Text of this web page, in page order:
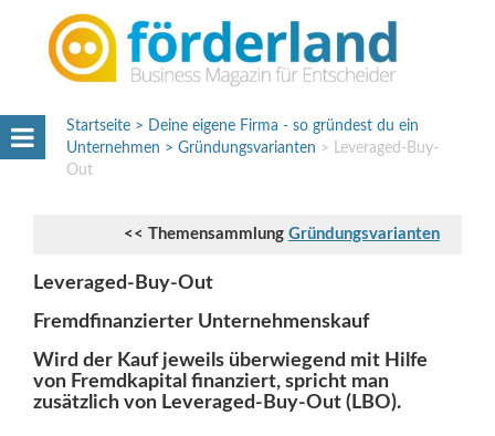
Startseite
Deine eigene Firma - so gründest du ein
Unternehmen
Gründungsvarianten
Leveraged-Buy-
Out
<< Themensammlung Gründungsvarianten
Leveraged-Buy-Out
Fremdfinanzierter Unternehmenskauf
Wird der Kauf jeweils überwiegend mit Hilfe
von Fremdkapital finanziert, spricht man
zusätzlich von Leveraged-Buy-Out (LBO).